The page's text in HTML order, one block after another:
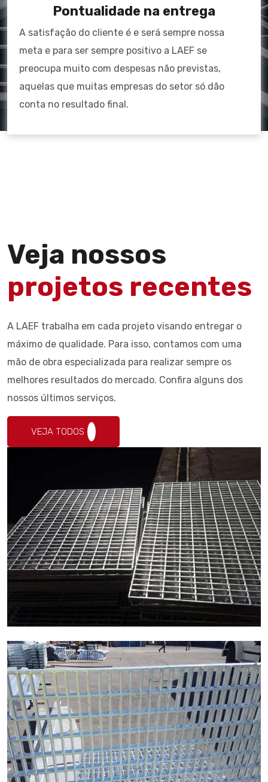
Pontualidade na entrega
A satisfação do cliente é e será sempre nossa
meta e para ser sempre positivo a LAEF se
preocupa muito com despesas não previstas,
aquelas que muitas empresas do setor só dão
conta no resultado final.
Veja nossos
projetos recentes
A LAEF trabalha em cada projeto visando entregar o
máximo de qualidade. Para isso, contamos com uma
mão de obra especializada para realizar sempre os
melhores resultados do mercado. Confira alguns dos
nossos últimos serviços.
VEJA TODOS